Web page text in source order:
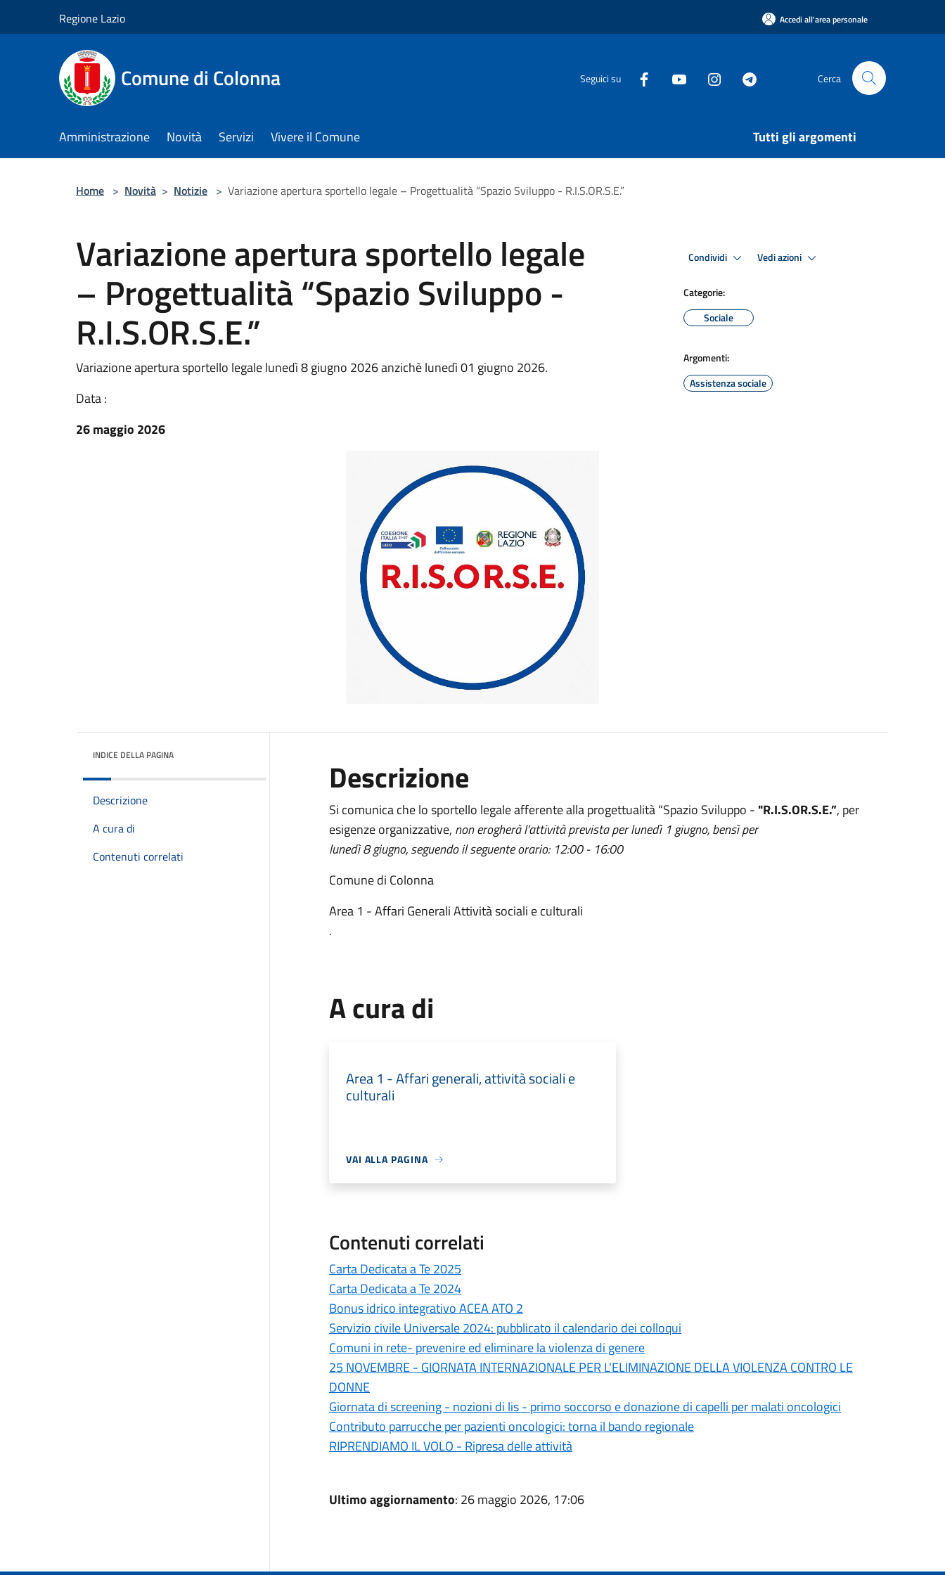
Regione Lazio Accedi all'area personale
Comune di Colonna Seguici su Cerca
Amministrazione Novità Servizi Vivere il Comune Tutti gli argomenti
Home > Novità > Notizie > Variazione apertura sportello legale – Progettualità “Spazio Sviluppo - R.I.S.OR.S.E.”
Variazione apertura sportello legale
– Progettualità “Spazio Sviluppo -
R.I.S.OR.S.E.”
Variazione apertura sportello legale lunedì 8 giugno 2026 anzichè lunedì 01 giugno 2026.
Data :
26 maggio 2026
Condividi Vedi azioni
Categorie:
Sociale
Argomenti:
Assistenza sociale
INDICE DELLA PAGINA
Descrizione
A cura di
Contenuti correlati
Descrizione
Si comunica che lo sportello legale afferente alla progettualità “Spazio Sviluppo - "R.I.S.OR.S.E.”, per
esigenze organizzative, non erogherà l’attività prevista per lunedì 1 giugno, bensì per
lunedì 8 giugno, seguendo il seguente orario: 12:00 - 16:00
Comune di Colonna
Area 1 - Affari Generali Attività sociali e culturali
.
A cura di
Area 1 - Affari generali, attività sociali e
culturali
VAI ALLA PAGINA
Contenuti correlati
Carta Dedicata a Te 2025
Carta Dedicata a Te 2024
Bonus idrico integrativo ACEA ATO 2
Servizio civile Universale 2024: pubblicato il calendario dei colloqui
Comuni in rete- prevenire ed eliminare la violenza di genere
25 NOVEMBRE - GIORNATA INTERNAZIONALE PER L'ELIMINAZIONE DELLA VIOLENZA CONTRO LE
DONNE
Giornata di screening - nozioni di lis - primo soccorso e donazione di capelli per malati oncologici
Contributo parrucche per pazienti oncologici: torna il bando regionale
RIPRENDIAMO IL VOLO - Ripresa delle attività
Ultimo aggiornamento: 26 maggio 2026, 17:06